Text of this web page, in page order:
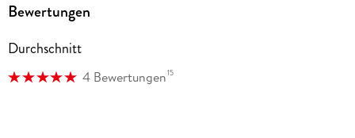
Bewertungen
Durchschnitt
4 Bewertungen15